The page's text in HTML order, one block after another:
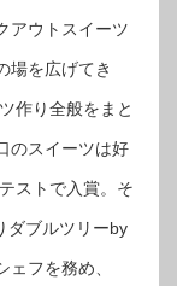
アウトスイーツ
場を広げてき
作り全般をまと
のスイーツは好
ストで入賞。そ
ダブルツリーby
フを務め、